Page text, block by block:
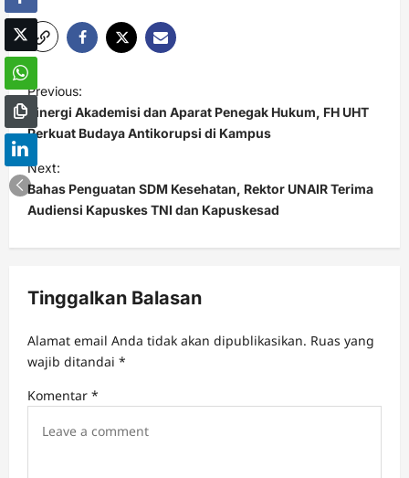
P
o
s
t
n
a
v
g
a
t
i
Previous:
Sinergi Akademisi dan Aparat Penegak Hukum, FH UHT
Perkuat Budaya Antikorupsi di Kampus
Next:
Bahas Penguatan SDM Kesehatan, Rektor UNAIR Terima
Audiensi Kapuskes TNI dan Kapuskesad
Tinggalkan Balasan
Alamat email Anda tidak akan dipublikasikan. Ruas yang
wajib ditandai *
Komentar *